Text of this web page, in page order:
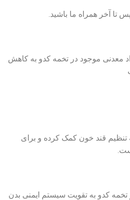
تا آخر همراه ما باشید.
معدنی موجود در تخمه کدو به کاهش
تنظیم قند خون کمک کرده و برای
تخمه کدو به تقویت سیستم ایمنی بدن